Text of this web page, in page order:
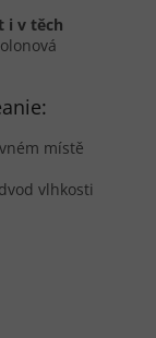
i v těch
místě
vlhkosti